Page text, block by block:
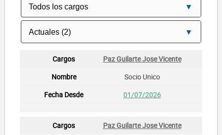
Paz Guilarte Jose Vicente
Socio Unico
01/07/2026
Paz Guilarte Jose Vicente